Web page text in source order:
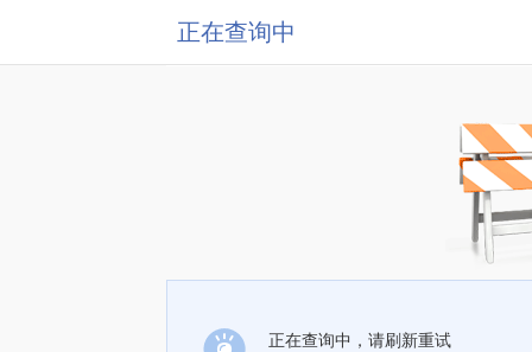
正在查询中
正在查询中，请刷新重试